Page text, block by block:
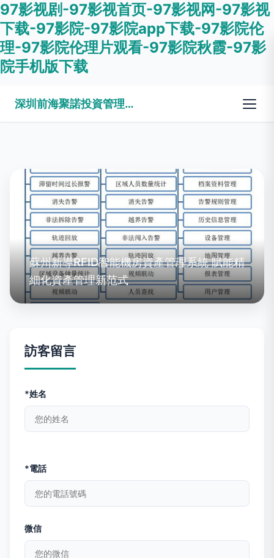
97影视剧-97影视首页-97影视网-97影视
下载-97影院-97影院app下载-97影院伦
理-97影院伦理片观看-97影院秋霞-97影
院手机版下载
深圳前海聚諾投資管理有限公司
蘇州新導RFID智能機房資產管理系統 賦能精
細化資產管理新范式
訪客留言
*姓名
*電話
微信